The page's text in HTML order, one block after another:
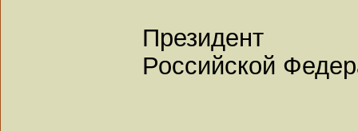
Президент
Российской